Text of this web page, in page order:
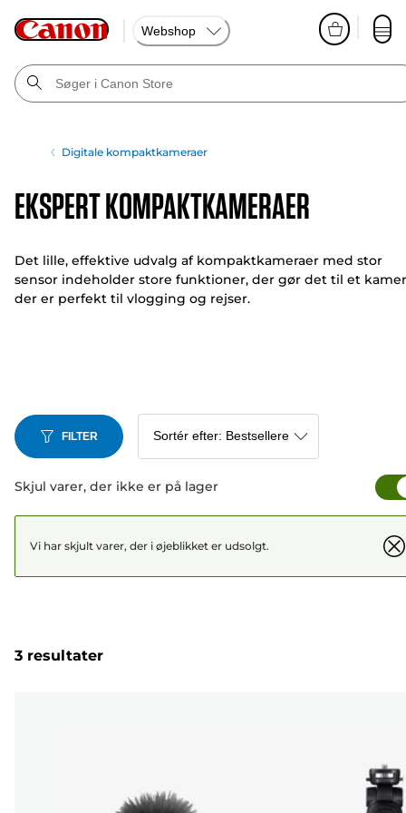
Webshop
Digitale kompaktkameraer
Ekspert KompaktKameraer
Det lille, effektive udvalg af kompaktkameraer med stor
sensor indeholder store funktioner, der gør det til et
der er perfekt til vlogging og rejser.
FILTER
Skjul varer, der ikke er på lager
Vi har skjult varer, der i øjeblikket er udsolgt.
3 resultater